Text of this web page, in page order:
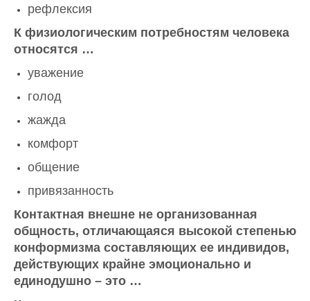
рефлексия
К физиологическим потребностям человека
относятся …
уважение
голод
жажда
комфорт
общение
привязанность
Контактная внешне не организованная
общность, отличающаяся высокой степенью
конформизма составляющих ее индивидов,
действующих крайне эмоционально и
единодушно – это …